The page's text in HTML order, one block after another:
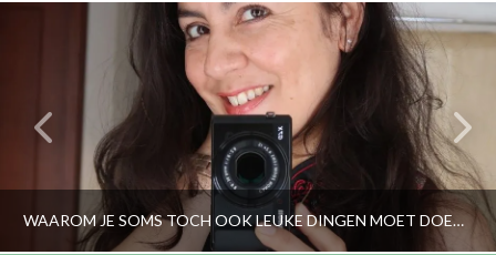
WAAROM JE SOMS TOCH OOK LEUKE DINGEN MOET DOEN TERWIJL JE ROUWT